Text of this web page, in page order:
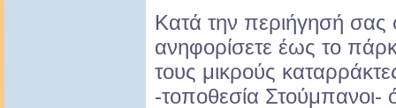
Κατά την περιήγησή σας
ανηφορίσετε έως το
τους μικρούς
-τοποθεσία Στούμπανοι-